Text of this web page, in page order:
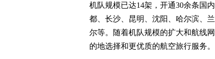
机队规模已达14架，开通30余条国
都、长沙、昆明、沈阳、哈尔滨、
尔等。随着机队规模的扩大和航线
的地选择和更优质的航空旅行服务。